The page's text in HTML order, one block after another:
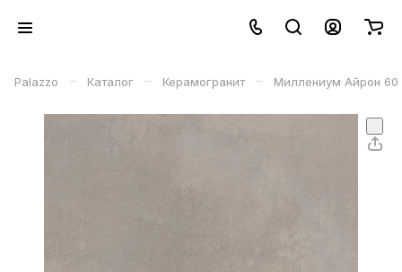
Palazzo – Каталог – Керамогранит – Миллениум Айрон 60